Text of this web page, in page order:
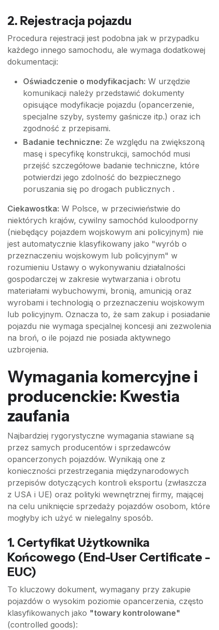
2. Rejestracja pojazdu
Procedura rejestracji jest podobna jak w przypadku
każdego innego samochodu, ale wymaga dodatkowej
dokumentacji:
Oświadczenie o modyfikacjach: W urzędzie
komunikacji należy przedstawić dokumenty
opisujące modyfikacje pojazdu (opancerzenie,
specjalne szyby, systemy gaśnicze itp.) oraz ich
zgodność z przepisami.
Badanie techniczne: Ze względu na zwiększoną
masę i specyfikę konstrukcji, samochód musi
przejść szczegółowe badanie techniczne, które
potwierdzi jego zdolność do bezpiecznego
poruszania się po drogach publicznych .
Ciekawostka: W Polsce, w przeciwieństwie do
niektórych krajów, cywilny samochód kuloodporny
(niebędący pojazdem wojskowym ani policyjnym) nie
jest automatycznie klasyfikowany jako "wyrób o
przeznaczeniu wojskowym lub policyjnym" w
rozumieniu Ustawy o wykonywaniu działalności
gospodarczej w zakresie wytwarzania i obrotu
materiałami wybuchowymi, bronią, amunicją oraz
wyrobami i technologią o przeznaczeniu wojskowym
lub policyjnym. Oznacza to, że sam zakup i posiadanie
pojazdu nie wymaga specjalnej koncesji ani zezwolenia
na broń, o ile pojazd nie posiada aktywnego
uzbrojenia.
Wymagania komercyjne i
producenckie: Kwestia
zaufania
Najbardziej rygorystyczne wymagania stawiane są
przez samych producentów i sprzedawców
opancerzonych pojazdów. Wynikają one z
konieczności przestrzegania międzynarodowych
przepisów dotyczących kontroli eksportu (zwłaszcza
z USA i UE) oraz polityki wewnętrznej firmy, mającej
na celu uniknięcie sprzedaży pojazdów osobom, które
mogłyby ich użyć w nielegalny sposób.
1. Certyfikat Użytkownika
Końcowego (End-User Certificate -
EUC)
To kluczowy dokument, wymagany przy zakupie
pojazdów o wysokim poziomie opancerzenia, często
klasyfikowanych jako "towary kontrolowane"
(controlled goods):